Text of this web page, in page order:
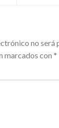
no será
marcados con *